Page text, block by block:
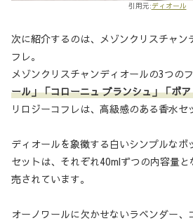
引用元:ディオール
次に紹介するのは、メゾンクリスチャン
フレ。
メゾンクリスチャンディオールの3つの
ール」「コローニュ ブランシュ」「ボ
リロジーコフレは、高級感のある香水セ
ディオールを象徴する白いシンプルなボ
セットは、それぞれ40mlずつの内容量
売されています。
オーノワールに欠かせないラベンダー、